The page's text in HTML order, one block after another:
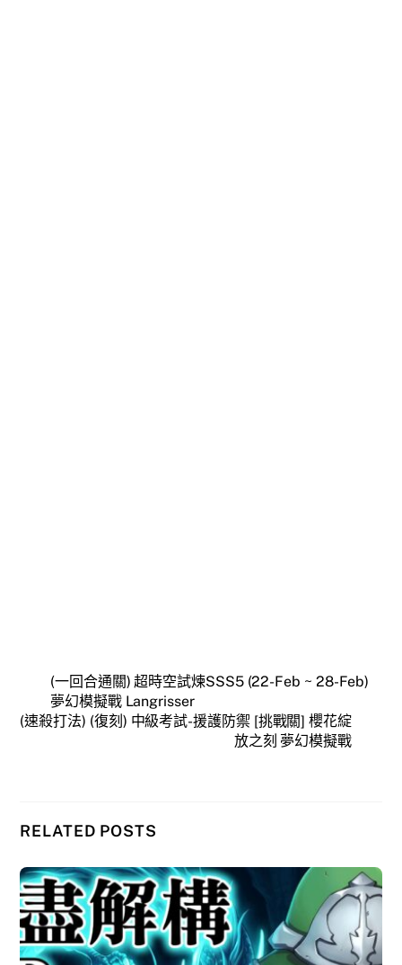
(一回合通關) 超時空試煉SSS5 (22-Feb ~ 28-Feb)
夢幻模擬戰 Langrisser
(速殺打法) (復刻) 中級考試-援護防禦 [挑戰關] 櫻花綻
放之刻 夢幻模擬戰
RELATED POSTS